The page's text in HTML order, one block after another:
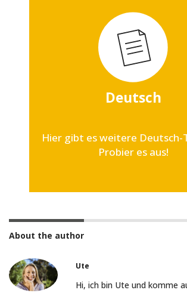
Deutsch
Hier gibt es weitere Deutsch-
Probier es aus!
About the author
Ute
Hi, ich bin Ute und komme